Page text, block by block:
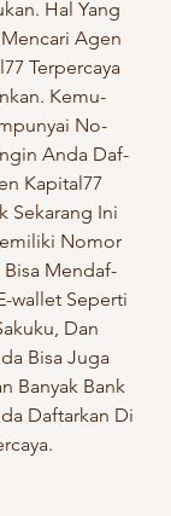
Hal Yang
Agen
Ter­per­ca­ya
Ke­mu­
No­
Anda Daf­
Ka­pi­ta­l77
Se­ka­rang Ini
No­mor
Bisa Men­daf­
wal­let Se­per­ti
Dan
Bisa Juga
Ba­nyak Bank
Daf­tar­kan Di